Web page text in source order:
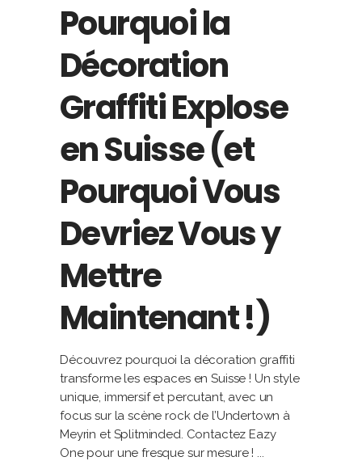
Pourquoi la
Décoration
Graffiti Explose
en Suisse (et
Pourquoi Vous
Devriez Vous y
Mettre
Maintenant !)
Découvrez pourquoi la décoration graffiti
transforme les espaces en Suisse ! Un style
unique, immersif et percutant, avec un
focus sur la scène rock de l’Undertown à
Meyrin et Splitminded. Contactez Eazy
One pour une fresque sur mesure !